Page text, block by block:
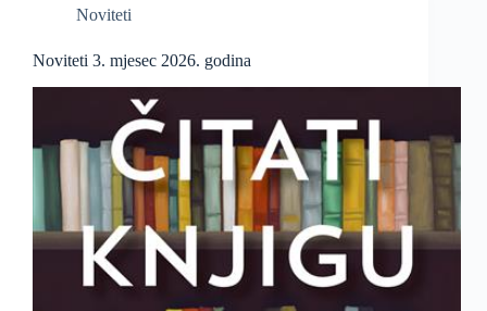
Noviteti
Noviteti 3. mjesec 2026. godina